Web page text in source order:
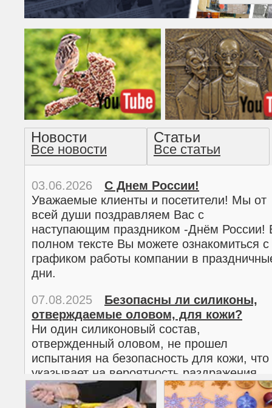
Американская готика -
прочтение методом
Новости
Все новости
Статьи
Все статьи
03.06.2026
С Днем России!
Уважаемые клиенты и посетители! Мы от
всей души поздравляем Вас с
наступающим праздником -Днём России!
полном тексте Вы можете ознакомиться с
графиком работы компании в
дни.
02.03.2026
С 8 марта!
Дорогие женщины!
Поздравляем Вас с наступающим
Международным женским днем 8 марта!
полном тексте можно ознакомиться с
графиком работы компании в
07.08.2025
Безопасны ли силиконы,
отверждаемые оловом, для кожи?
Ни один силиконовый состав,
отвержденный оловом, не прошел
испытания на безопасность для кожи, что
указывает на вероятность раздражения
кожи.